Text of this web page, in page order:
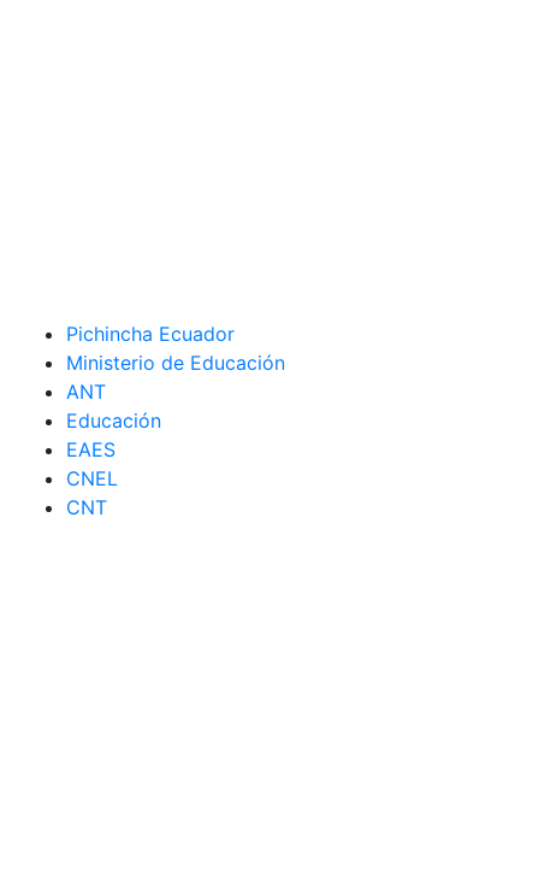
Pichincha Ecuador
Ministerio de Educación
ANT
Educación
EAES
CNEL
CNT